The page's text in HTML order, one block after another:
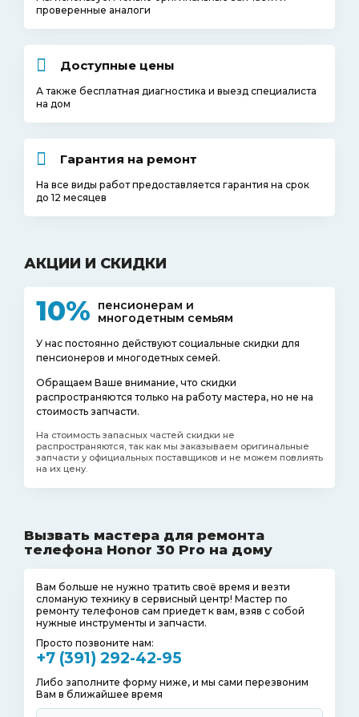
проверенные аналоги
Доступные цены
А также бесплатная диагностика и выезд специалиста
на дом
Гарантия на ремонт
На все виды работ предоставляется гарантия на срок
до 12 месяцев
АКЦИИ И СКИДКИ
10%
пенсионерам и
многодетным семьям
У нас постоянно действуют социальные скидки для
пенсионеров и многодетных семей.
Обращаем Ваше внимание, что скидки
распространяются только на работу мастера, но не на
стоимость запчасти.
На стоимость запасных частей скидки не
распространяются, так как мы заказываем оригинальные
запчасти у официальных поставщиков и не можем повлиять
на их цену.
Вызвать мастера для ремонта
телефона Honor 30 Pro на дому
Вам больше не нужно тратить своё время и везти
сломаную технику в сервисный центр! Мастер по
ремонту телефонов сам приедет к вам, взяв с собой
нужные инструменты и запчасти.
Просто позвоните нам:
+7 (391) 292-42-95
Либо заполните форму ниже, и мы сами перезвоним
Вам в ближайшее время